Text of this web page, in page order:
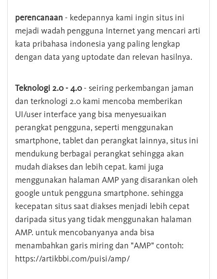
perencanaan - kedepannya kami ingin situs ini
mejadi wadah pengguna Internet yang mencari arti
kata pribahasa indonesia yang paling lengkap
dengan data yang uptodate dan relevan hasilnya.
Teknologi 2.0 - 4.0- seiring perkembangan jaman
dan terknologi 2.0 kami mencoba memberikan
UI/user interface yang bisa menyesuaikan
perangkat pengguna, seperti menggunakan
smartphone, tablet dan perangkat lainnya, situs ini
mendukung berbagai perangkat sehingga akan
mudah diakses dan lebih cepat. kami juga
menggunakan halaman AMP yang disarankan oleh
google untuk pengguna smartphone. sehingga
kecepatan situs saat diakses menjadi lebih cepat
daripada situs yang tidak menggunakan halaman
AMP. untuk mencobanyanya anda bisa
menambahkan garis miring dan "AMP" contoh:
https://artikbbi.com/puisi/amp/